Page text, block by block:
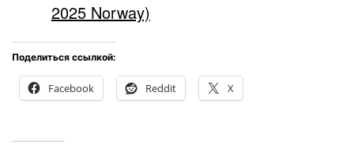
2025 Norway)
Поделиться ссылкой:
Facebook Reddit X